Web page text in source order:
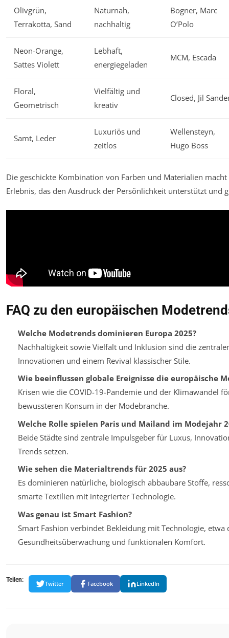
Olivgrün,
Terrakotta, Sand
Naturnah,
nachhaltig
Bogner, Marc
O’Polo
Neon-Orange,
Sattes Violett
Lebhaft,
energiegeladen
MCM, Escada
Floral,
Geometrisch
Vielfältig und
kreativ
Closed, Jil
Samt, Leder
Luxuriös und
zeitlos
Wellensteyn,
Hugo Boss
Die geschickte Kombination von Farben und Materialien
Erlebnis, das den Ausdruck der Persönlichkeit unterstützt und
FAQ zu den europäischen
Welche Modetrends dominieren Europa 2025?
Nachhaltigkeit sowie Vielfalt und Inklusion sind die
Innovationen und einem Revival klassischer Stile.
Wie beeinflussen globale Ereignisse die europäische
Krisen wie die COVID-19-Pandemie und der Klimawandel
bewussteren Konsum in der Modebranche.
Welche Rolle spielen Paris und Mailand im Modejahr
Beide Städte sind zentrale Impulsgeber für Luxus,
Trends setzen.
Wie sehen die Materialtrends für 2025 aus?
Es dominieren natürliche, biologisch abbaubare Stoffe,
smarte Textilien mit integrierter Technologie.
Was genau ist Smart Fashion?
Smart Fashion verbindet Bekleidung mit Technologie,
Gesundheitsüberwachung und funktionalen Komfort.
Teilen:
Twitter Facebook LinkedIn